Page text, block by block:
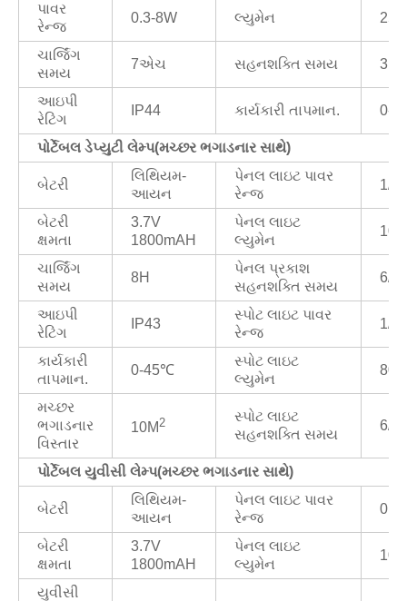
પાવર
રેન્જ
0.3-8W લ્યુમેન
ચાર્જિંગ
સમય
7એચ સહનશક્તિ સમય
આઇપી
રેટિંગ
IP44 કાર્યકારી તાપમાન. 0-
પોર્ટેબલ ડેપ્યુટી લેમ્પ(મચ્છર ભગાડનાર સાથે)
બેટરી
લિથિયમ-
આયન
પેનલ લાઇટ પાવર
રેન્જ
1/
બેટરી
ક્ષમતા
3.7V
1800mAH
પેનલ લાઇટ
લ્યુમેન
ચાર્જિંગ
સમય
8H
પેનલ પ્રકાશ
સહનશક્તિ સમય
6/
આઇપી
રેટિંગ
IP43
સ્પોટ લાઇટ પાવર
રેન્જ
1/
કાર્યકારી
તાપમાન.
0-45℃
સ્પોટ લાઇટ
લ્યુમેન
80
મચ્છર
ભગાડનાર
વિસ્તાર
10M2
સ્પોટ લાઇટ
સહનશક્તિ સમય
6/
પોર્ટેબલ યુવીસી લેમ્પ(મચ્છર ભગાડનાર સાથે)
બેટરી
લિથિયમ-
આયન
પેનલ લાઇટ પાવર
રેન્જ
બેટરી
ક્ષમતા
3.7V
1800mAH
પેનલ લાઇટ
લ્યુમેન
10/
યુવીસી